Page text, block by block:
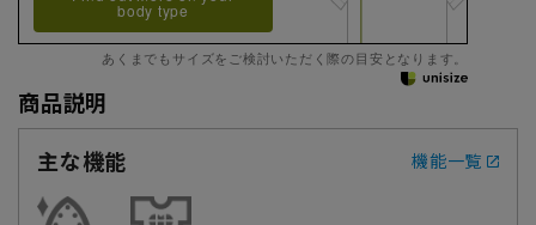
body type
あくまでもサイズをご検討いただく際の目安となります。
商品説明
主な機能
機能一覧